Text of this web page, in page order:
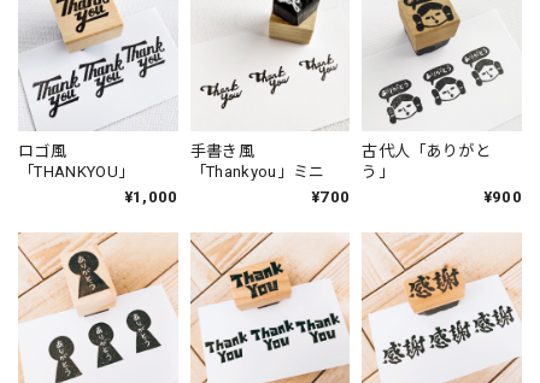
ロゴ風
「THANKYOU」
¥1,000
手書き風
「Thankyou」ミニ
¥700
古代人「ありがと
う」
¥900